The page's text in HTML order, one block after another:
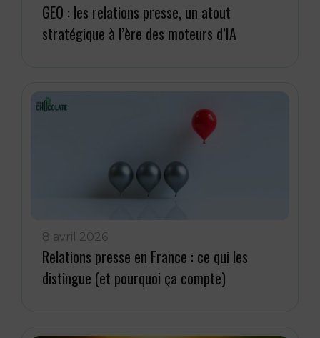
GEO : les relations presse, un atout
stratégique à l’ère des moteurs d’IA
8 avril 2026
Relations presse en France : ce qui les
distingue (et pourquoi ça compte)